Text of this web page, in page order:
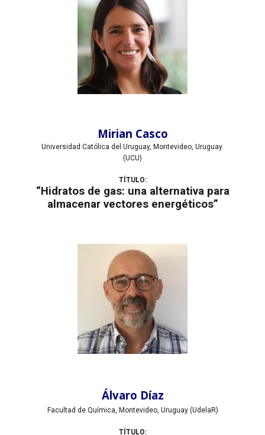
Mirian Casco
Universidad Católica del Uruguay, Montevideo, Uruguay
(UCU)
TÍTULO:
“Hidratos de gas: una alternativa para
almacenar vectores energéticos”
Álvaro Díaz
Facultad de Química, Montevideo, Uruguay (UdelaR)
TÍTULO: